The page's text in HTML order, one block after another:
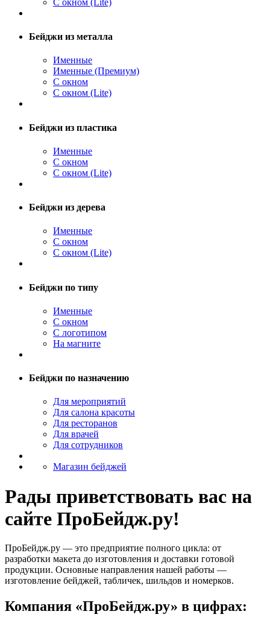
Бейджи из металла
Именные
Именные (Премиум)
С окном
С окном (Lite)
Бейджи из пластика
Именные
С окном
С окном (Lite)
Бейджи из дерева
Именные
С окном
С окном (Lite)
Бейджи по типу
Именные
С окном
С логотипом
На магните
Бейджи по назначению
Для мероприятий
Для салона красоты
Для ресторанов
Для врачей
Для сотрудников
Магазин бейджей
Рады приветствовать вас на
сайте ПроБейдж.ру!
ПроБейдж.ру — это предприятие полного цикла: от
разработки макета до изготовления и доставки готовой
продукции. Основные направления нашей работы —
изготовление бейджей, табличек, шильдов и номерков.
Компания «ПроБейдж.ру» в цифрах: